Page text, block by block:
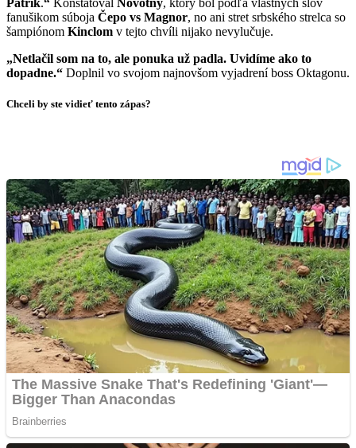
fanušikom súboja Čepo vs Magnor, no ani stret srbského strelca so
šampiónom Kinclom v tejto chvíli nijako nevylučuje.
„Netlačil som na to, ale ponuka už padla. Uvidíme ako to
dopadne.“ Doplnil vo svojom najnovšom vyjadrení boss Oktagonu.
Chceli by ste vidieť tento zápas?